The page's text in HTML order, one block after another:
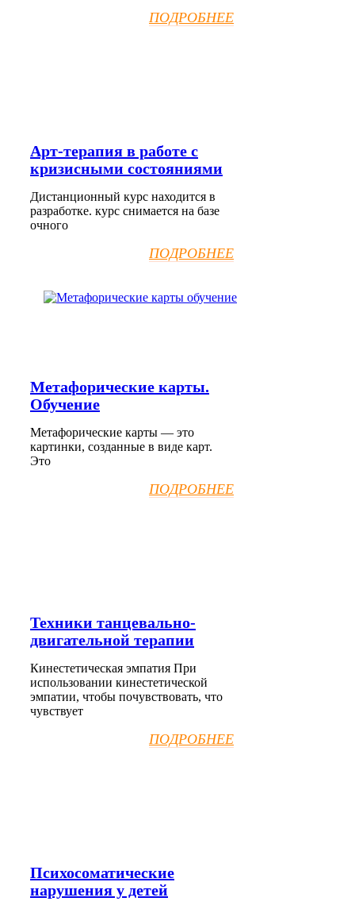
ПОДРОБНЕЕ
Арт-терапия в работе с
кризисными состояниями
Дистанционный курс находится в
разработке. курс снимается на базе
очного
ПОДРОБНЕЕ
Метафорические карты.
Обучение
Метафорические карты — это
картинки, созданные в виде карт.
Это
ПОДРОБНЕЕ
Техники танцевально-
двигательной терапии
Кинестетическая эмпатия При
использовании кинестетической
эмпатии, чтобы почувствовать, что
чувствует
ПОДРОБНЕЕ
Психосоматические
нарушения у детей